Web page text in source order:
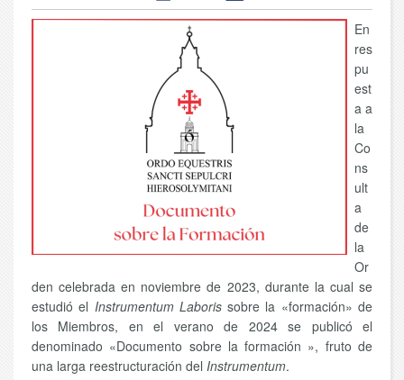
En
res
pu
est
a a
la
Co
ns
ult
a
de
la
Or
den celebrada en noviembre de 2023, durante la cual se
estudió el Instrumentum Laborissobre la «formación» de
los Miembros, en el verano de 2024 se publicó el
denominado «Documento sobre la formación », fruto de
una larga reestructuración del Instrumentum.